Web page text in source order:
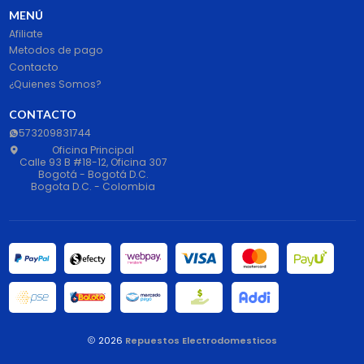
MENÚ
Afiliate
Metodos de pago
Contacto
¿Quienes Somos?
CONTACTO
573209831744
Oficina Principal
Calle 93 B #18-12, Oficina 307
Bogotá - Bogotá D.C.
Bogota D.C. - Colombia
2026 Repuestos Electrodomesticos